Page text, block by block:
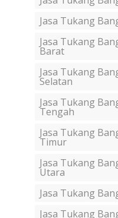
Jasa Tukang
Jasa Tukang
Barat
Jasa Tukang
Selatan
Jasa Tukang
Tengah
Jasa Tukang
Timur
Jasa Tukang
Utara
Jasa Tukang
Jasa Tukang